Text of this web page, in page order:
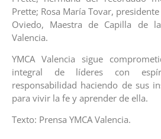
Prette; Rosa María Tovar,
Oviedo, Maestra de Capilla de
Valencia.
YMCA Valencia sigue
integral de líderes con
responsabilidad haciendo de sus
para vivir la fe y aprender de ella.
Texto: Prensa YMCA Valencia.